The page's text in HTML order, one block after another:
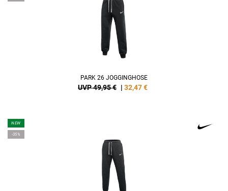
PARK 26 JOGGINGHOSE
UVP 49,95 € | 32,47€
NEW
-35%